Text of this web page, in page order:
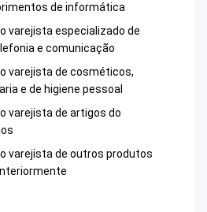
de informática
varejista especializado de
e comunicação
varejista de cosméticos,
e de higiene pessoal
varejista de artigos do
varejista de outros produtos